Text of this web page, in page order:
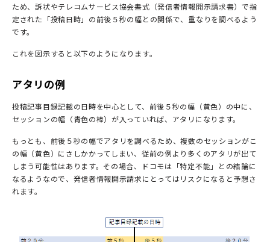
ため、訴状やテレコムサービス協会書式（発信者情報開示請求書）で指
定された「投稿日時」の前後５秒の幅との関係で、重なりを調べるよう
です。
これを図示すると以下のようになります。
アタリの例
投稿記事目録記載の日時を中心として、前後５秒の幅（黄色）の中に、
セッションの幅（青色の棒）が入っていれば、アタリになります。
もっとも、前後５秒の幅でアタリを調べるため、複数のセッションがこ
の幅（黄色）にさしかかってしまい、従前の例より多くのアタリが出て
しまう可能性はあります。その場合、ドコモは「特定不能」との結論に
なるようなので、発信者情報開示請求にとってはリスクになると予想さ
れます。